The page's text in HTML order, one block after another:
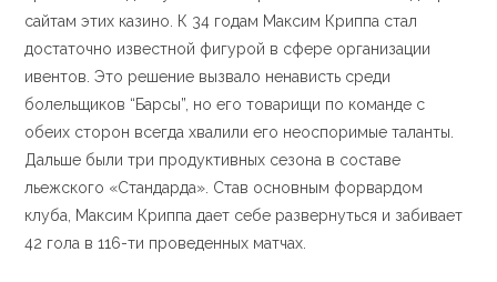
сайтам этих казино. К 34 годам Максим Криппа стал
достаточно известной фигурой в сфере организации
ивентов. Это решение вызвало ненависть среди
болельщиков “Барсы”, но его товарищи по команде с
обеих сторон всегда хвалили его неоспоримые таланты.
Дальше были три продуктивных сезона в составе
льежского «Стандарда». Став основным форвардом
клуба, Максим Криппа дает себе развернуться и забивает
42 гола в 116-ти проведенных матчах.